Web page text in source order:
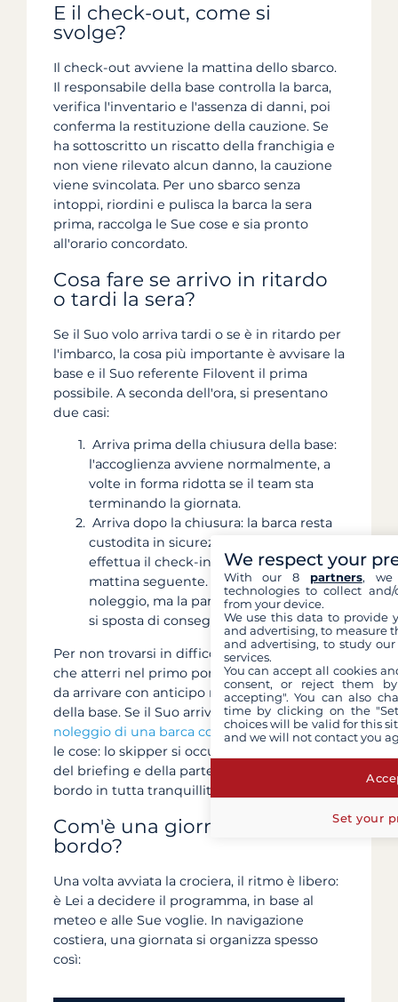
E il check-out, come si
svolge?
Il check-out avviene la mattina dello sbarco.
Il responsabile della base controlla la barca,
verifica l'inventario e l'assenza di danni, poi
conferma la restituzione della cauzione. Se
ha sottoscritto un riscatto della franchigia e
non viene rilevato alcun danno, la cauzione
viene svincolata. Per uno sbarco senza
intoppi, riordini e pulisca la barca la sera
prima, raccolga le Sue cose e sia pronto
all'orario concordato.
Cosa fare se arrivo in ritardo
o tardi la sera?
Se il Suo volo arriva tardi o se è in ritardo per
l'imbarco, la cosa più importante è avvisare la
base e il Suo referente Filovent il prima
possibile. A seconda dell'ora, si presentano
due casi:
Arriva prima della chiusura della base:
l'accoglienza avviene normalmente, a
volte in forma ridotta se il team sta
terminando la giornata.
Arriva dopo la chiusura: la barca resta
custodita in sicurezza al pontile e Lei
effettua il check-in e il briefing la
mattina seguente. Non perde il Suo
noleggio, ma la partenza in navigazione
si sposta di conseguenza.
Per non trovarsi in difficoltà, scelga un volo
che atterri nel primo pomeriggio, in modo
da arrivare con anticipo rispetto alla chiusura
della base. Se il Suo arrivo è complicato, un
noleggio di una barca con skippersemplifica
le cose: lo skipper si occupa dell'accoglienza,
del briefing e della partenza, e Lei sale a
bordo in tutta tranquillità.
Com'è una giornata tipo a
bordo?
Una volta avviata la crociera, il ritmo è libero:
è Lei a decidere il programma, in base al
meteo e alle Sue voglie. In navigazione
costiera, una giornata si organizza spesso
così:
We respect your
With our 8 partners, we
technologies to collect
from your device.
We use this data to provide
and advertising, to measure
and advertising, to study
services.
You can accept all cookies
consent, or reject them
accepting". You can also
time by clicking on the
choices will be valid for this
and we will not contact you
Set your